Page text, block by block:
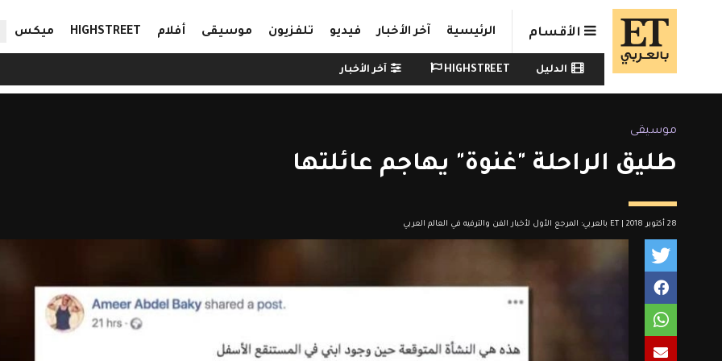
Skip to main content
الأقسام الرئيسية آخر الأخبار فيديو تلفزيون موسيقى أفلام HIGHSTREET ميكس
Watch menu
الدليل HIGHSTREET آخر الأخبار
موسيقى
طليق الراحلة "غنوة" يهاجم عائلتها
28 أكتوبر 2018 | ET بالعربي: المرجع الأول لأخبار الفن والترفيه في العالم العربي